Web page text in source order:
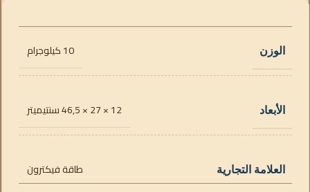
الوزن 10 كيلوجرام
الأبعاد 12 × 27 × 46,5 سنتيميتر
العلامة التجارية طاقة فيكترون